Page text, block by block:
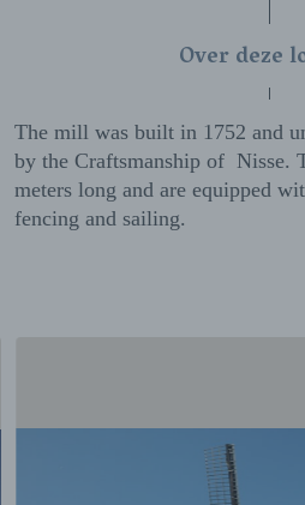
Over deze
The mill was built in 1752 and
by the Craftsmanship of Nisse.
meters long and are equipped
fencing and sailing.